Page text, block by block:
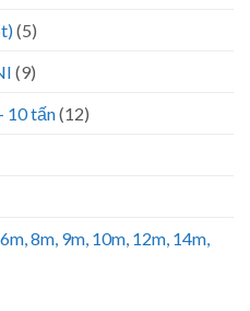
(5)
(9)
10 tấn(12)
8m, 9m, 10m, 12m, 14m,